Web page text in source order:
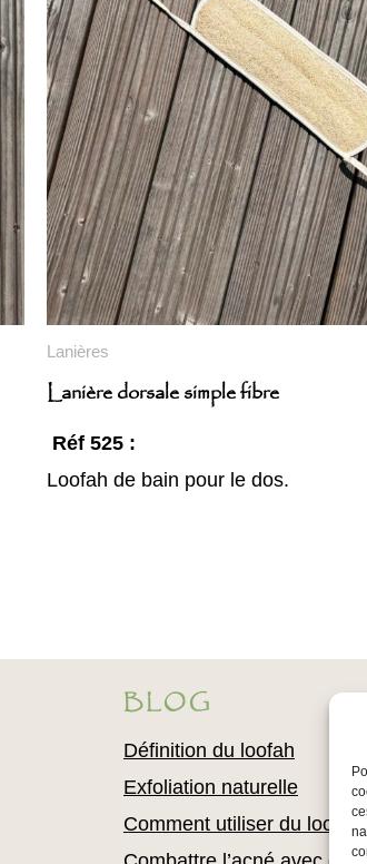
Lanières
Lanière dorsale simple fibre
Réf 525 :
Loofah de bain pour le dos.
BLOG
Définition du loofah
Exfoliation naturelle
Comment utiliser du loofah